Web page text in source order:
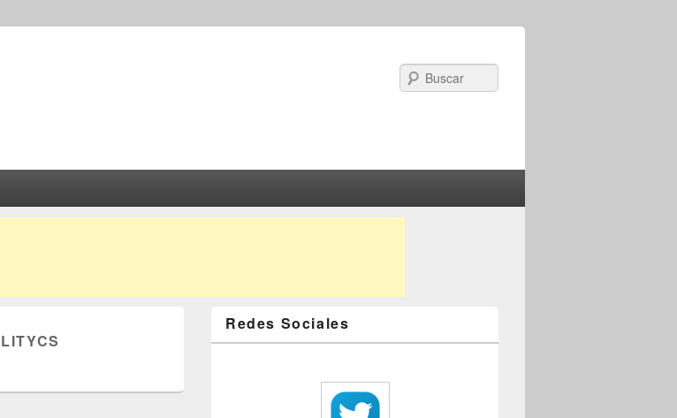
Redes Sociales